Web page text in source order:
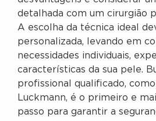
detalhada com um cirurgião
A escolha da técnica ideal
personalizada, levando em
necessidades individuais,
características da sua pele.
profissional qualificado,
Luckmann, é o primeiro e
passo para garantir a